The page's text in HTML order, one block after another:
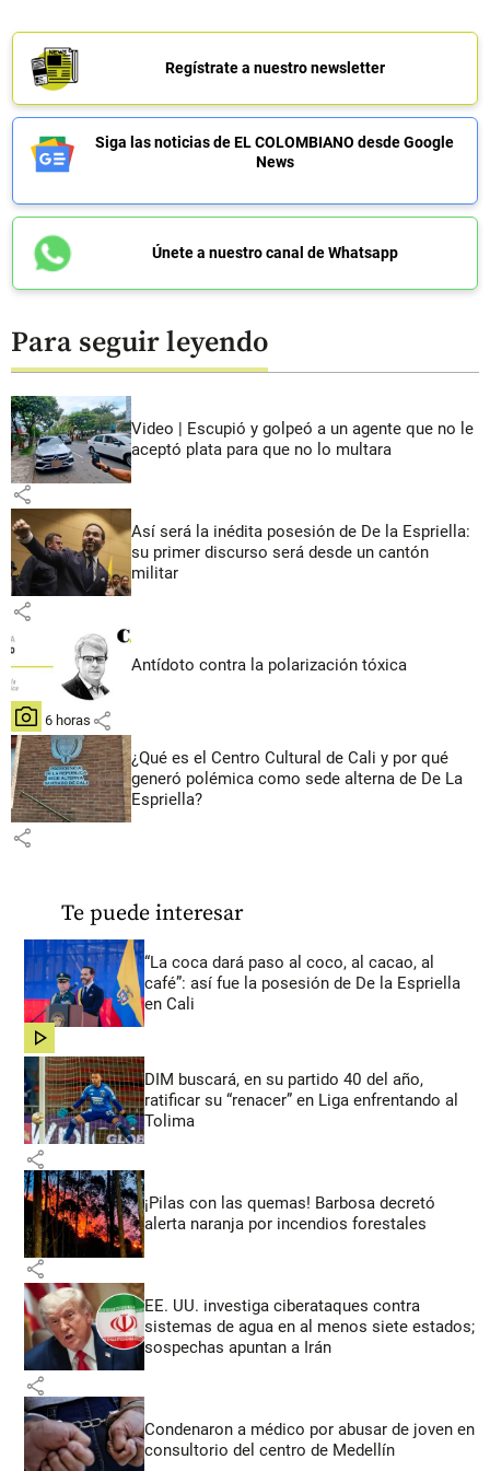
Regístrate a nuestro newsletter
Siga las noticias de EL COLOMBIANO desde Google
News
Únete a nuestro canal de Whatsapp
Para seguir leyendo
Video | Escupió y golpeó a un agente que no le
aceptó plata para que no lo multara
share
Así será la inédita posesión de De la Espriella:
su primer discurso será desde un cantón
militar
share
Antídoto contra la polarización tóxica
hace 6 horas share
¿Qué es el Centro Cultural de Cali y por qué
generó polémica como sede alterna de De La
Espriella?
share
Te puede interesar
“La coca dará paso al coco, al cacao, al
café”: así fue la posesión de De la Espriella
en Cali
share
DIM buscará, en su partido 40 del año,
ratificar su “renacer” en Liga enfrentando al
Tolima
share
¡Pilas con las quemas! Barbosa decretó
alerta naranja por incendios forestales
share
EE. UU. investiga ciberataques contra
sistemas de agua en al menos siete estados;
sospechas apuntan a Irán
share
Condenaron a médico por abusar de joven en
consultorio del centro de Medellín